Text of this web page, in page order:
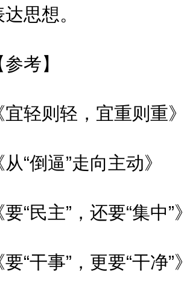
思想。
考】
则轻，宜重则重
倒逼”走向主动》
民主”，还要“集中”
干事”，更要“干净”